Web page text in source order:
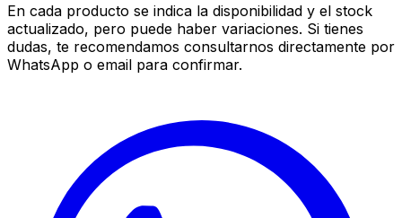
En cada producto se indica la disponibilidad y el stock
actualizado, pero puede haber variaciones. Si tienes
dudas, te recomendamos consultarnos directamente por
WhatsApp o email para confirmar.